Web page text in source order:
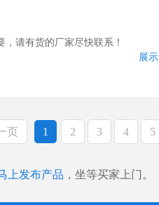
请有货的厂家尽快联系！
展
页 1 2 3 4 5
上发布产品 ，坐等买家上门。